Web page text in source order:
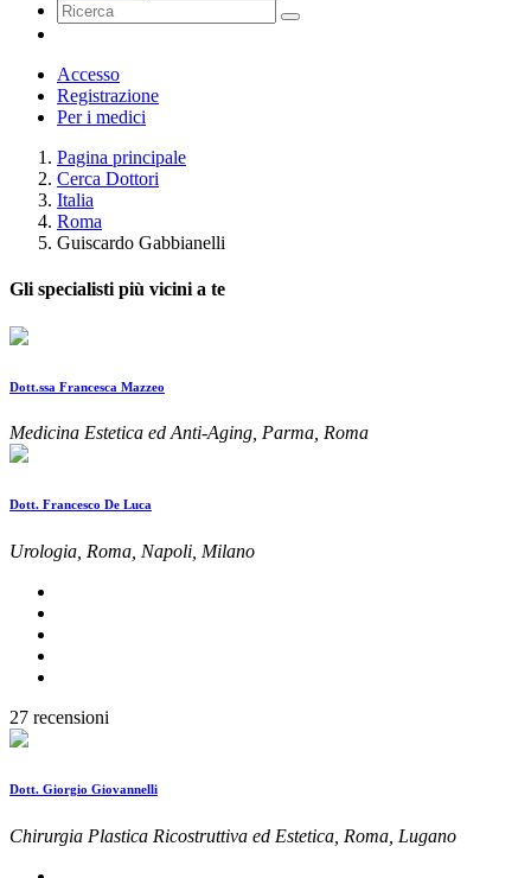
Accesso
Registrazione
Per i medici
Pagina principale
Cerca Dottori
Italia
Roma
Guiscardo Gabbianelli
Gli specialisti più vicini a te
Dott.ssa Francesca Mazzeo
Medicina Estetica ed Anti-Aging, Parma, Roma
Dott. Francesco De Luca
Urologia, Roma, Napoli, Milano
27 recensioni
Dott. Giorgio Giovannelli
Chirurgia Plastica Ricostruttiva ed Estetica, Roma, Lugano